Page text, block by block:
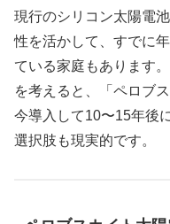
現行のシリコン太陽電
性を活かして、すでに
ている家庭もあります
を考えると、「ペロブ
今導入して10〜15年後
選択肢も現実的です。